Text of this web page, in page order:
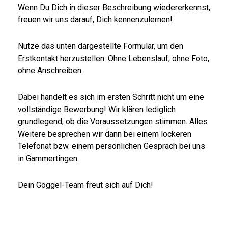
Wenn Du Dich in dieser Beschreibung wiedererkennst,
freuen wir uns darauf, Dich kennenzulernen!
Nutze das unten dargestellte Formular, um den
Erstkontakt herzustellen. Ohne Lebenslauf, ohne Foto,
ohne Anschreiben.
Dabei handelt es sich im ersten Schritt nicht um eine
vollständige Bewerbung! Wir klären lediglich
grundlegend, ob die Voraussetzungen stimmen. Alles
Weitere besprechen wir dann bei einem lockeren
Telefonat bzw. einem persönlichen Gespräch bei uns
in Gammertingen.
Dein Göggel-Team freut sich auf Dich!